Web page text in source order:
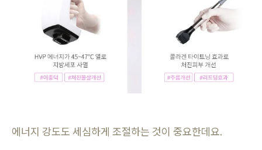
에너지 강도도 세심하게 조절하는 것이 중요한데요.